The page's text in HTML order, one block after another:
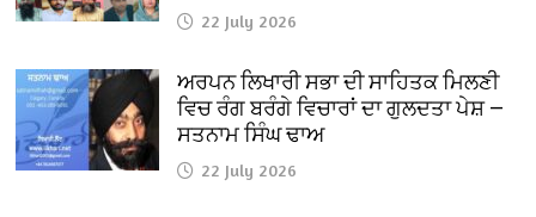
22 July 2026
ਅਰਪਨ ਲਿਖਾਰੀ ਸਭਾ ਦੀ ਸਾਹਿਤਕ ਮਿਲਣੀ
ਵਿਚ ਰੰਗ ਬਰੰਗੇ ਵਿਚਾਰਾਂ ਦਾ ਗੁਲਦਤਾ ਪੇਸ਼ —
ਸਤਨਾਮ ਸਿੰਘ ਢਾਅ
22 July 2026